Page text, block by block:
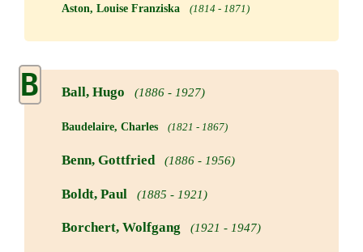
Aston, Louise Franziska (1814 - 1871)
B Ball, Hugo (1886 - 1927)
Baudelaire, Charles (1821 - 1867)
Benn, Gottfried (1886 - 1956)
Boldt, Paul (1885 - 1921)
Borchert, Wolfgang (1921 - 1947)